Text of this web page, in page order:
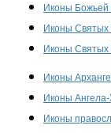
Иконы
Иконы Святых
Иконы Святых
Иконы
Иконы
Иконы